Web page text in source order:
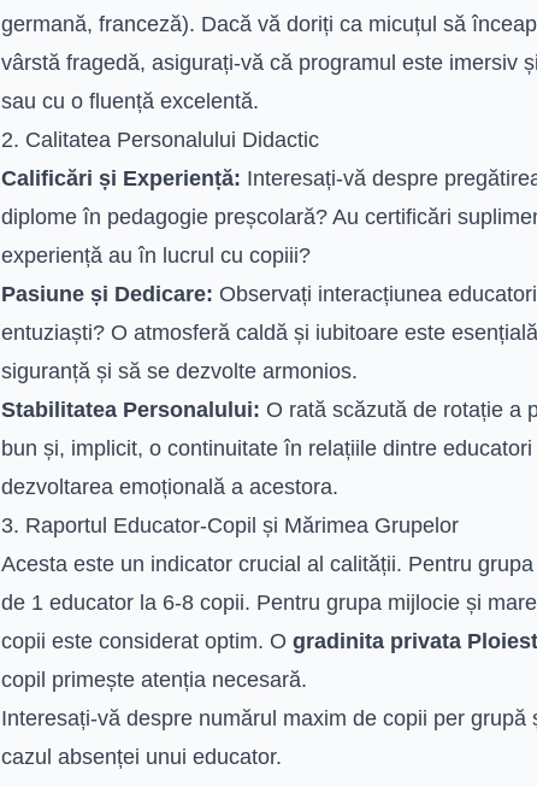
germană, franceză). Dacă vă doriți ca micuțul să
vârstă fragedă, asigurați-vă că programul este imersiv
sau cu o fluență excelentă.
2. Calitatea Personalului Didactic
Calificări și Experiență: Interesați-vă despre
diplome în pedagogie preșcolară? Au certificări
experiență au în lucrul cu copiii?
Pasiune și Dedicare: Observați interacțiunea
entuziaști? O atmosferă caldă și iubitoare este
siguranță și să se dezvolte armonios.
Stabilitatea Personalului: O rată scăzută de rotație a
bun și, implicit, o continuitate în relațiile dintre
dezvoltarea emoțională a acestora.
3. Raportul Educator-Copil și Mărimea Grupelor
Acesta este un indicator crucial al calității. Pentru
de 1 educator la 6-8 copii. Pentru grupa mijlocie și
copii este considerat optim. O gradinita privata
copil primește atenția necesară.
Interesați-vă despre numărul maxim de copii per
cazul absenței unui educator.